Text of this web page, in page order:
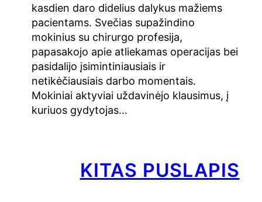
kasdien daro didelius dalykus mažiems
pacientams. Svečias supažindino
mokinius su chirurgo profesija,
papasakojo apie atliekamas operacijas bei
pasidalijo įsimintiniausiais ir
netikėčiausiais darbo momentais.
Mokiniai aktyviai uždavinėjo klausimus, į
kuriuos gydytojas…
KITAS PUSLAPIS